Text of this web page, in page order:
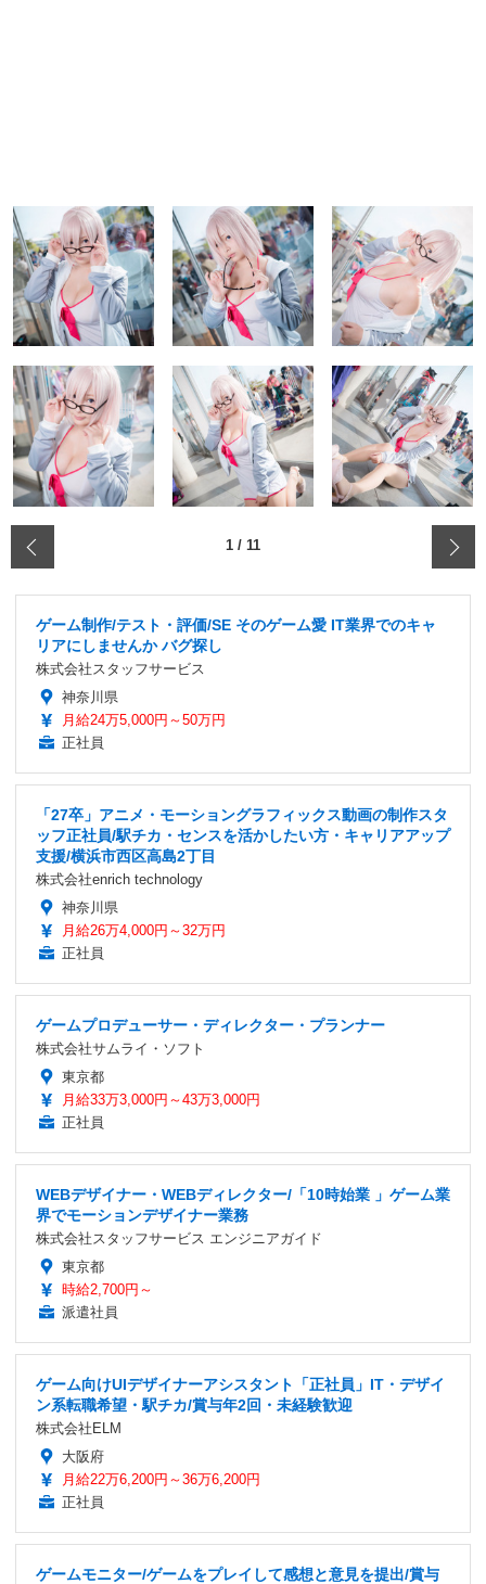
1 / 11
ゲーム制作/テスト・評価/SE そのゲーム愛 IT業界でのキャ
リアにしませんか バグ探し
株式会社スタッフサービス
神奈川県
月給24万5,000円～50万円
正社員
「27卒」アニメ・モーショングラフィックス動画の制作スタ
ッフ正社員/駅チカ・センスを活かしたい方・キャリアアップ
支援/横浜市西区高島2丁目
株式会社enrich technology
神奈川県
月給26万4,000円～32万円
正社員
ゲームプロデューサー・ディレクター・プランナー
株式会社サムライ・ソフト
東京都
月給33万3,000円～43万3,000円
正社員
WEBデザイナー・WEBディレクター/「10時始業 」ゲーム業
界でモーションデザイナー業務
株式会社スタッフサービス エンジニアガイド
東京都
時給2,700円～
派遣社員
ゲーム向けUIデザイナーアシスタント「正社員」IT・デザイ
ン系転職希望・駅チカ/賞与年2回・未経験歓迎
株式会社ELM
大阪府
月給22万6,200円～36万6,200円
正社員
ゲームモニター/ゲームをプレイして感想と意見を提出/賞与